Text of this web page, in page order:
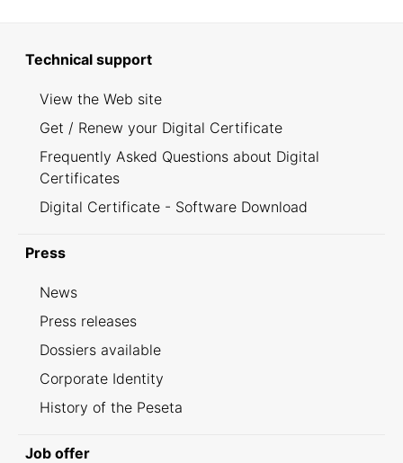
Technical support
View the Web site
Get / Renew your Digital Certificate
Frequently Asked Questions about Digital
Certificates
Digital Certificate - Software Download
Press
News
Press releases
Dossiers available
Corporate Identity
History of the Peseta
Job offer